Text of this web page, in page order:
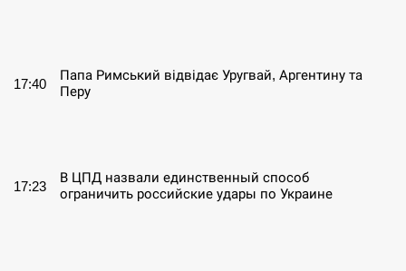
17:40
Папа Римський відвідає Уругвай, Аргентину та
Перу
17:23
В ЦПД назвали единственный способ
ограничить российские удары по Украине